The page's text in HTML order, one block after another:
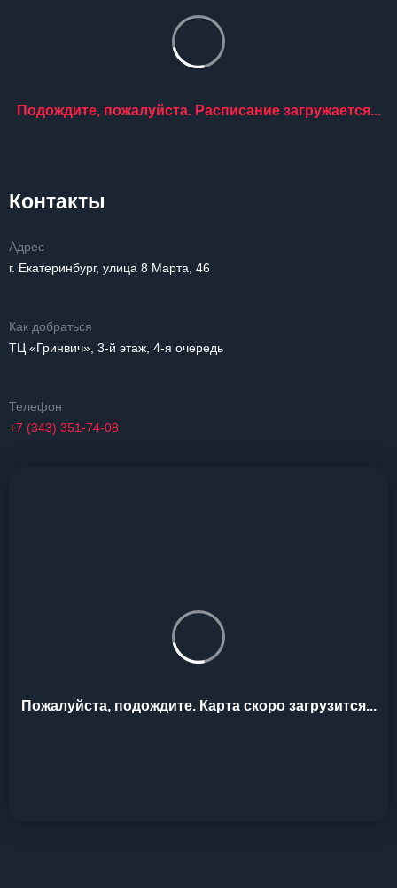
Подождите, пожалуйста. Расписание загружается...
Контакты
Адрес
г. Екатеринбург, улица 8 Марта, 46
Как добраться
ТЦ «Гринвич», 3-й этаж, 4-я очередь
Телефон
+7 (343) 351-74-08
Пожалуйста, подождите. Карта скоро загрузится...